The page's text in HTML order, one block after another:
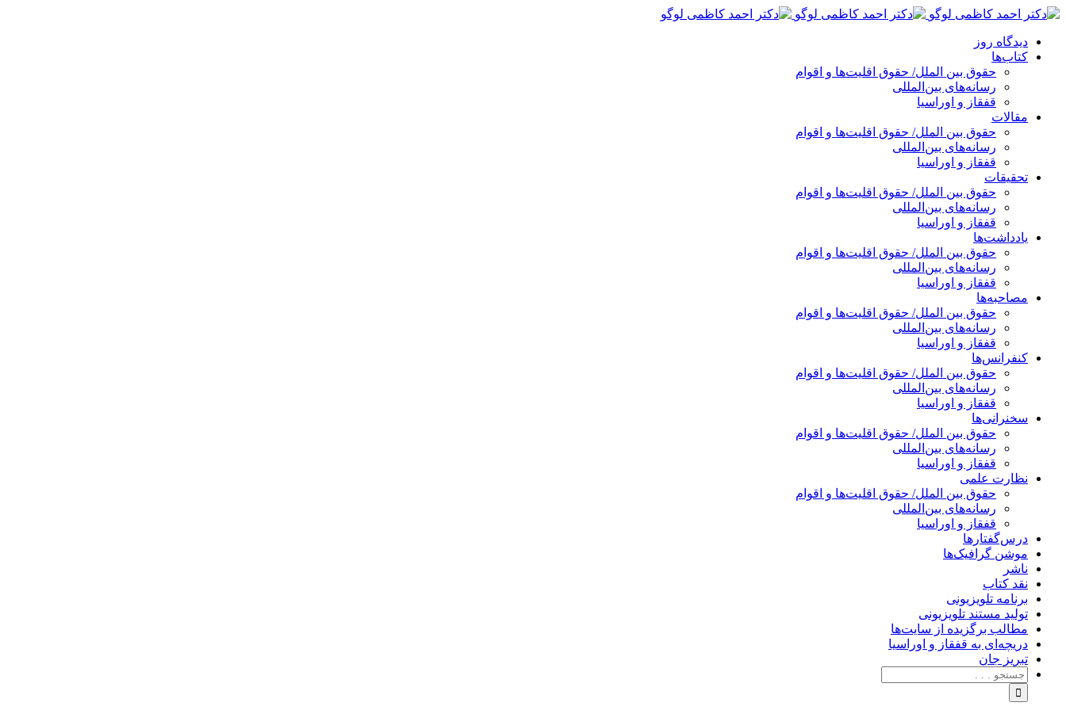
پرش
محتوا
دیدگاه روز
کتاب‌ها
حقوق بین الملل/ حقوق اقلیت‌ها و اقوام
رسانه‌های بین‌المللی
قفقاز و اوراسیا
مقالات
حقوق بین الملل/ حقوق اقلیت‌ها و اقوام
رسانه‌های بین‌المللی
قفقاز و اوراسیا
تحقیقات
حقوق بین الملل/ حقوق اقلیت‌ها و اقوام
رسانه‌های بین‌المللی
قفقاز و اوراسیا
یادداشت‌ها
حقوق بین الملل/ حقوق اقلیت‌ها و اقوام
رسانه‌های بین‌المللی
قفقاز و اوراسیا
مصاحبه‌ها
حقوق بین الملل/ حقوق اقلیت‌ها و اقوام
رسانه‌های بین‌المللی
قفقاز و اوراسیا
کنفرانس‌ها
حقوق بین الملل/ حقوق اقلیت‌ها و اقوام
رسانه‌های بین‌المللی
قفقاز و اوراسیا
سخنرانی‌ها
حقوق بین الملل/ حقوق اقلیت‌ها و اقوام
رسانه‌های بین‌المللی
قفقاز و اوراسیا
نظارت علمی
حقوق بین الملل/ حقوق اقلیت‌ها و اقوام
رسانه‌های بین‌المللی
قفقاز و اوراسیا
درس‌گفتارها
موشن گرافیک‌ها
ناشر
نقد کتاب
برنامه‌ تلویزیونی
تولید مستند تلویزیونی
مطالب برگزیده از سایت‌ها
دریچه‌ای به قفقاز و اوراسیا
تبریزِ جان
جستجو
برای: